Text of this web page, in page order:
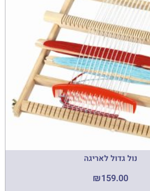
נול גדול לאריגה
₪159.00